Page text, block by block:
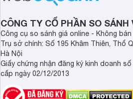
trong từng khoảnh khắc quây quần.
CÔNG TY CỔ PHẦN SO SÁNH
Công cụ so sánh giá online - Không bán
Trụ sở chính: Số 195 Khâm Thiên, Thổ
Hà Nội
Giấy chứng nhận đăng ký kinh doanh số
cấp ngày 02/12/2013